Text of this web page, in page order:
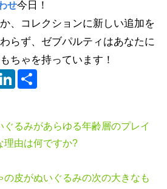
せ今日！
、コレクションに新しい追加を
らず、ゼブパルティはあなたに
ちゃを持っています！
LinkedIn
ぐるみがあらゆる年齢層のプレイ
理由は何ですか?
皮がぬいぐるみの次の大きなも